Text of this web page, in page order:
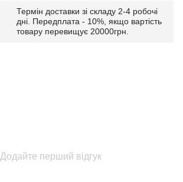
Термін доставки зі складу 2-4 робочі
дні. Передплата - 10%, якщо вартість
товару перевищує 20000грн.
Додайте перший відгук